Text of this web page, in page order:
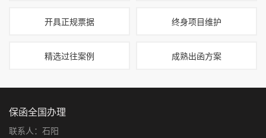
开具正规票据 终身项目维护
精选过往案例 成熟出函方案
保函全国办理
联系人：石阳